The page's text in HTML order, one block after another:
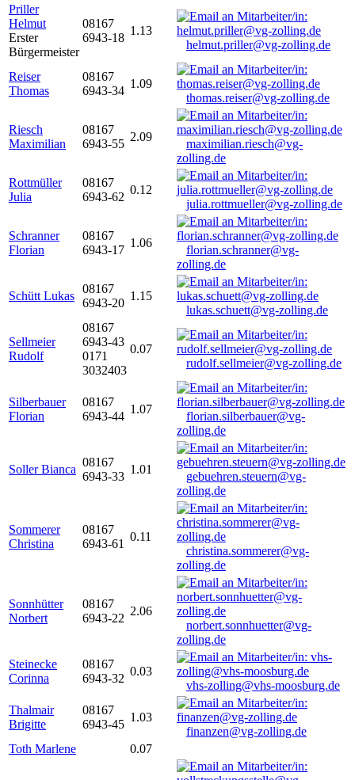
Priller
Helmut
Erster
Bürgermeister
08167
6943-18
1.13
helmut.priller@vg-zolling.de
Reiser
Thomas
08167
6943-34
1.09
thomas.reiser@vg-zolling.de
Riesch
Maximilian
08167
6943-55
2.09
maximilian.riesch@vg-
zolling.de
Rottmüller
Julia
08167
6943-62
0.12
julia.rottmueller@vg-zolling.de
Schranner
Florian
08167
6943-17
1.06
florian.schranner@vg-
zolling.de
Schütt Lukas
08167
6943-20
1.15
lukas.schuett@vg-zolling.de
Sellmeier
Rudolf
08167
6943-43
0171
3032403
0.07
rudolf.sellmeier@vg-zolling.de
Silberbauer
Florian
08167
6943-44
1.07
florian.silberbauer@vg-
zolling.de
Soller Bianca
08167
6943-33
1.01
gebuehren.steuern@vg-
zolling.de
Sommerer
Christina
08167
6943-61
0.11
christina.sommerer@vg-
zolling.de
Sonnhütter
Norbert
08167
6943-22
2.06
norbert.sonnhuetter@vg-
zolling.de
Steinecke
Corinna
08167
6943-32
0.03
vhs-zolling@vhs-moosburg.de
Thalmair
Brigitte
08167
6943-45
1.03
finanzen@vg-zolling.de
Toth Marlene
0.07